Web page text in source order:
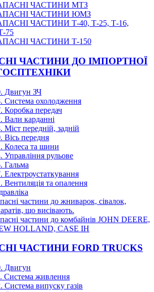
ЧАСТИНИ МТЗ
ЧАСТИНИ ЮМЗ
ЧАСТИНИ Т-40, Т-25, Т-16,
75
ЧАСТИНИ Т-150
ЧАСТИНИ ДО ІМПОРТНОЇ
Двигун ЗЧ
Система охолодження
Коробка передач
Вали карданні
Міст передній, задній
Вісь передня
Колеса та шини
Управління рульове
Гальма
Електроустаткування
Вентиляція та опалення
частини до жниварок, сівалок,
що висівають.
частини до комбайнів JOHN DEERE,
HOLLAND, CASE IH
ЧАСТИНИ FORD TRUCKS
Двигун
Система живлення
Система випуску газів